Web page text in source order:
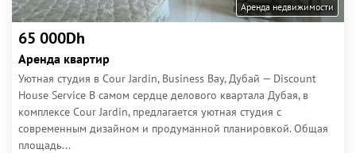
Аренда недвижимости
65 000Dh
Аренда квартир
Уютная студия в Cour Jardin, Business Bay, Дубай — Discount
House Service В самом сердце делового квартала Дубая, в
комплексе Cour Jardin, предлагается уютная студия с
современным дизайном и продуманной планировкой. Общая
площадь...